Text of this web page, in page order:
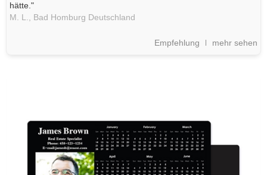
hätte."
M. L.,
Bad Homburg Deutschland
Empfehlung mehr sehen